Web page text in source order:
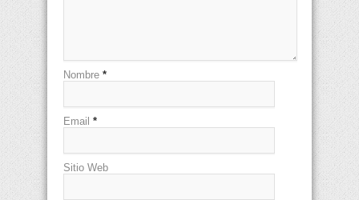
Nombre *
Email *
Sitio Web